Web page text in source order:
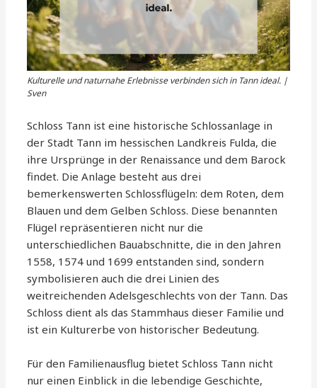
Kulturelle und naturnahe Erlebnisse verbinden sich in Tann ideal. |
Sven
Schloss Tann ist eine historische Schlossanlage in
der Stadt Tann im hessischen Landkreis Fulda, die
ihre Ursprünge in der Renaissance und dem Barock
findet. Die Anlage besteht aus drei
bemerkenswerten Schlossflügeln: dem Roten, dem
Blauen und dem Gelben Schloss. Diese benannten
Flügel repräsentieren nicht nur die
unterschiedlichen Bauabschnitte, die in den Jahren
1558, 1574 und 1699 entstanden sind, sondern
symbolisieren auch die drei Linien des
weitreichenden Adelsgeschlechts von der Tann. Das
Schloss dient als das Stammhaus dieser Familie und
ist ein Kulturerbe von historischer Bedeutung.
Für den Familienausflug bietet Schloss Tann nicht
nur einen Einblick in die lebendige Geschichte,